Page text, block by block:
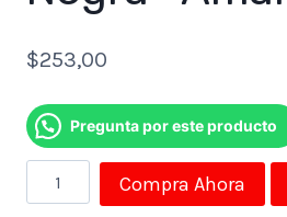
$253,00
Pregunta por este producto
Silla
Gamer
Compra Ahora